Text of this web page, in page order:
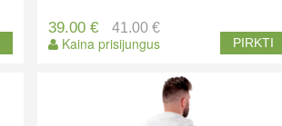
39.00 €
Kaina prisijungus
41.00 €
PIRKTI